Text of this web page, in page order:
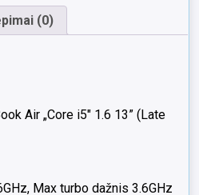
(0)
Air „Core i5″ 1.6 13” (Late
Max turbo dažnis 3.6GHz